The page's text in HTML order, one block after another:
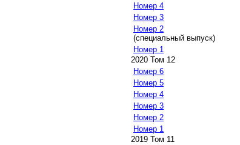
Номер 4
Номер 3
Номер 2
(специальный выпуск)
Номер 1
2020 Том 12
Номер 6
Номер 5
Номер 4
Номер 3
Номер 2
Номер 1
2019 Том 11